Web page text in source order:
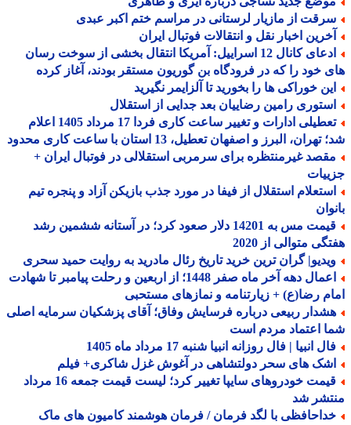
از مازیار لرستانی در مراسم ختم اکبر عبدی
اخبار نقل و انتقالات فوتبال ایران
ادعای کانال 12 اسراییل: آمریکا انتقال بخشی از سوخت رسان
خود را که در فرودگاه بن گوریون مستقر بودند، آغاز کرده
خوراکی ها را بخورید تا آلزایمر نگیرید
رامین رضاییان بعد جدایی از استقلال
تعطیلی ادارات و تغییر ساعت کاری فردا 17 مرداد 1405 اعلام
البرز و اصفهان تعطیل، 13 استان با ساعت کاری محدود
غیرمنتظره برای سرمربی استقلالی در فوتبال ایران +
استقلال از فیفا در مورد جذب بازیکن آزاد و پنجره تیم
قیمت مس به 14201 دلار صعود کرد؛ در آستانه ششمین رشد
متوالی از 2020
گران ترین خرید تاریخ رئال مادرید به روایت حمید سحری
اعمال دهه آخر ماه صفر 1448؛ از اربعین و رحلت پیامبر تا شهادت
رضا(ع) + زیارتنامه و نمازهای مستحبی
ربیعی درباره فرسایش وفاق؛ آقای پزشکیان سرمایه اصلی
اعتماد مردم است
انبیا | فال روزانه انبیا شنبه 17 مرداد ماه 1405
های سحر دولتشاهی در آغوش غزل شاکری+ فیلم
قیمت خودروهای سایپا تغییر کرد؛ لیست قیمت جمعه 16 مرداد
شد
با لگد فرمان / فرمان هوشمند کامیون های ماک